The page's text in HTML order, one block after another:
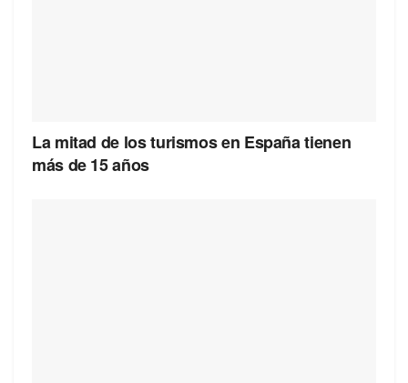
La mitad de los turismos en España tienen
más de 15 años